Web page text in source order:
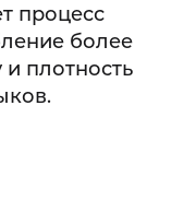
процесс
более
и плотность